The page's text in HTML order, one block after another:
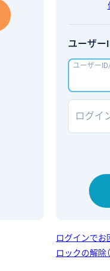
ユーザー
ユーザー
ログイ
ログインでお
ロックの解除